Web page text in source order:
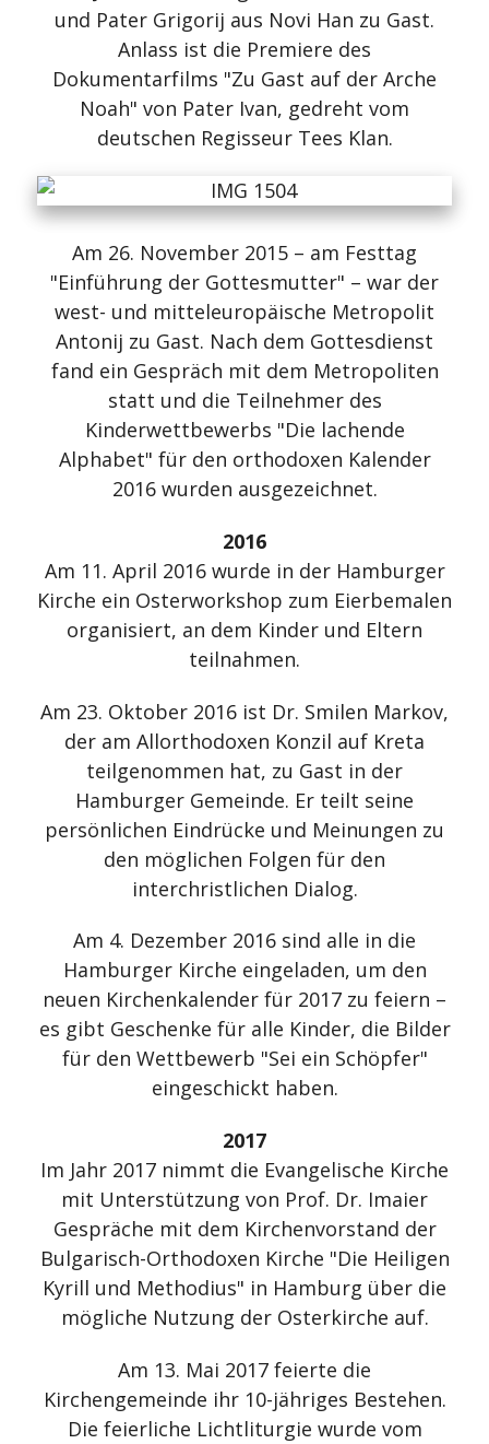
und Pater Grigorij aus Novi Han zu Gast.
Anlass ist die Premiere des
Dokumentarfilms "Zu Gast auf der Arche
Noah" von Pater Ivan, gedreht vom
deutschen Regisseur Tees Klan.
Am 26. November 2015 – am Festtag
"Einführung der Gottesmutter" – war der
west- und mitteleuropäische Metropolit
Antonij zu Gast. Nach dem Gottesdienst
fand ein Gespräch mit dem Metropoliten
statt und die Teilnehmer des
Kinderwettbewerbs "Die lachende
Alphabet" für den orthodoxen Kalender
2016 wurden ausgezeichnet.
2016
Am 11. April 2016 wurde in der Hamburger
Kirche ein Osterworkshop zum Eierbemalen
organisiert, an dem Kinder und Eltern
teilnahmen.
Am 23. Oktober 2016 ist Dr. Smilen Markov,
der am Allorthodoxen Konzil auf Kreta
teilgenommen hat, zu Gast in der
Hamburger Gemeinde. Er teilt seine
persönlichen Eindrücke und Meinungen zu
den möglichen Folgen für den
interchristlichen Dialog.
Am 4. Dezember 2016 sind alle in die
Hamburger Kirche eingeladen, um den
neuen Kirchenkalender für 2017 zu feiern –
es gibt Geschenke für alle Kinder, die Bilder
für den Wettbewerb "Sei ein Schöpfer"
eingeschickt haben.
2017
Im Jahr 2017 nimmt die Evangelische Kirche
mit Unterstützung von Prof. Dr. Imaier
Gespräche mit dem Kirchenvorstand der
Bulgarisch-Orthodoxen Kirche "Die Heiligen
Kyrill und Methodius" in Hamburg über die
mögliche Nutzung der Osterkirche auf.
Am 13. Mai 2017 feierte die
Kirchengemeinde ihr 10-jähriges Bestehen.
Die feierliche Lichtliturgie wurde vom